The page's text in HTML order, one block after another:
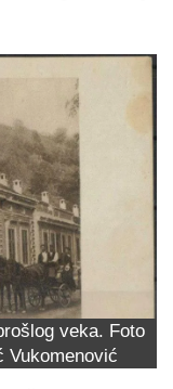
veka. Foto
Vukomenović